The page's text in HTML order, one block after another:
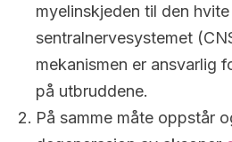
myelinskjeden til den
sentralnervesystemet
mekanismen er ansvarlig
på utbruddene.
På samme måte oppstår